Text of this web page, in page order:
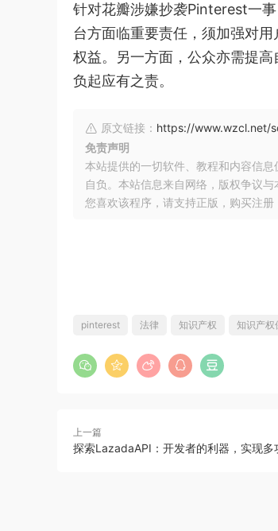
针对花瓣涉嫌抄袭Pinterest一
台方面临重要责任，须加强对
权益。另一方面，公众亦需提
负起应有之责。
原文链接： https://www.wzcl.net/
免责声明
本站提供的一切软件、教程和内容信
自负。本站信息来自网络，版权争议
您喜欢该程序，请支持正版，购买注
pinterest 法律 知识产权 知识产权
上一篇
探索LazadaAPI：开发者的利器，实现多